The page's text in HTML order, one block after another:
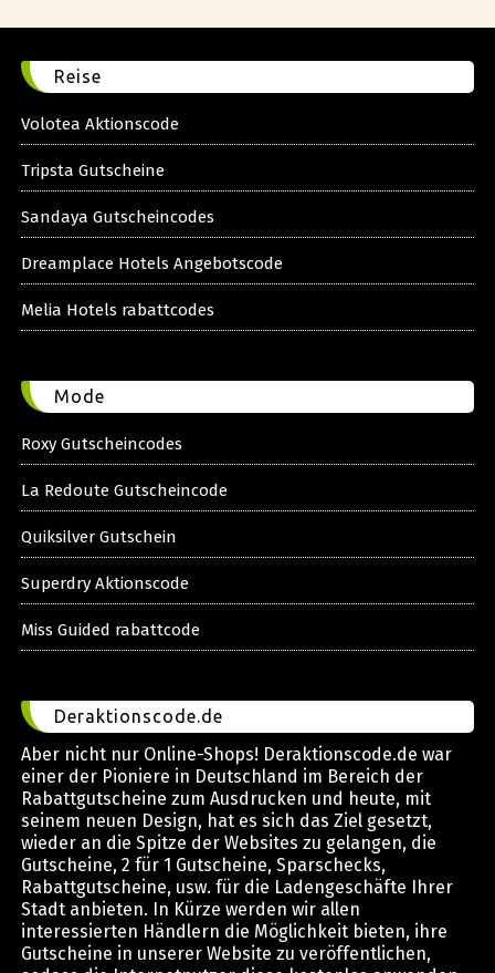
Reise
Volotea Aktionscode
Tripsta Gutscheine
Sandaya Gutscheincodes
Dreamplace Hotels Angebotscode
Melia Hotels rabattcodes
Mode
Roxy Gutscheincodes
La Redoute Gutscheincode
Quiksilver Gutschein
Superdry Aktionscode
Miss Guided rabattcode
Deraktionscode.de
Aber nicht nur Online-Shops! Deraktionscode.de war
einer der Pioniere in Deutschland im Bereich der
Rabattgutscheine zum Ausdrucken und heute, mit
seinem neuen Design, hat es sich das Ziel gesetzt,
wieder an die Spitze der Websites zu gelangen, die
Gutscheine, 2 für 1 Gutscheine, Sparschecks,
Rabattgutscheine, usw. für die Ladengeschäfte Ihrer
Stadt anbieten. In Kürze werden wir allen
interessierten Händlern die Möglichkeit bieten, ihre
Gutscheine in unserer Website zu veröffentlichen,